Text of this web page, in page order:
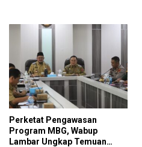
Perketat Pengawasan
Program MBG, Wabup
Lambar Ungkap Temuan